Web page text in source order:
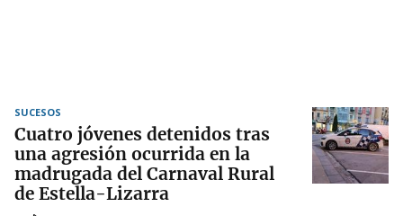
SUCESOS
Cuatro jóvenes detenidos tras
una agresión ocurrida en la
madrugada del Carnaval Rural
de Estella-Lizarra